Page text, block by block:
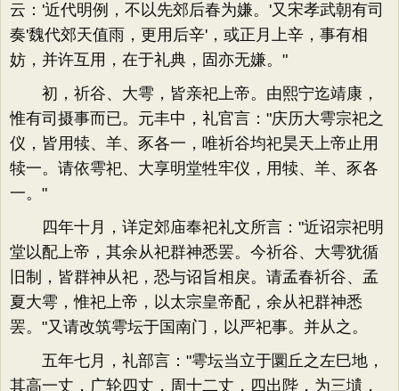
云：'近代明例，不以先郊后春为嫌。'又宋孝武朝有司
奏'魏代郊天值雨，更用后辛'，或正月上辛，事有相
妨，并许互用，在于礼典，固亦无嫌。"
初，祈谷、大雩，皆亲祀上帝。由熙宁迄靖康，
惟有司摄事而已。元丰中，礼官言："庆历大雩宗祀之
仪，皆用犊、羊、豕各一，唯祈谷均祀昊天上帝止用
犊一。请依雩祀、大享明堂牲牢仪，用犊、羊、豕各
一。"
四年十月，详定郊庙奉祀礼文所言："近诏宗祀明
堂以配上帝，其余从祀群神悉罢。今祈谷、大雩犹循
旧制，皆群神从祀，恐与诏旨相戾。请孟春祈谷、孟
夏大雩，惟祀上帝，以太宗皇帝配，余从祀群神悉
罢。"又请改筑雩坛于国南门，以严祀事。并从之。
五年七月，礼部言："雩坛当立于圜丘之左巳地，
其高一丈，广轮四丈，周十二丈，四出陛，为三壝，